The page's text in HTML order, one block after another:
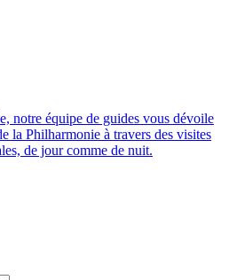
notre équipe de guides vous dévoile
la Philharmonie à travers des visites
de jour comme de nuit.